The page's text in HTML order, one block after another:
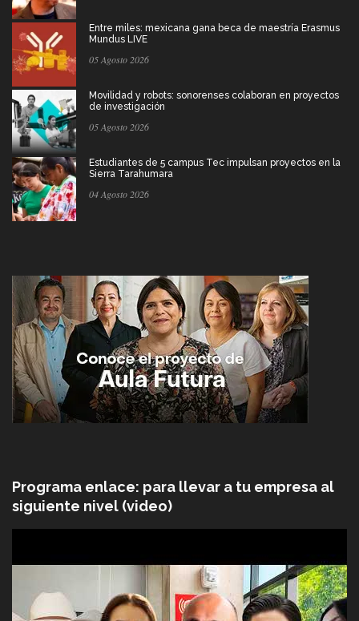
Entre miles: mexicana gana beca de maestría Erasmus
Mundus LIVE
05 Agosto 2026
Movilidad y robots: sonorenses colaboran en proyectos
de investigación
05 Agosto 2026
Estudiantes de 5 campus Tec impulsan proyectos en la
Sierra Tarahumara
04 Agosto 2026
Programa enlace: para llevar a tu empresa al
siguiente nivel (video)